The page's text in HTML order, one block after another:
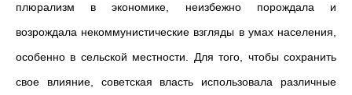
плюрализм в экономике, неизбежно порождала и
возрождала некоммунистические взгляды в умах населения,
особенно в сельской местности. Для того, чтобы сохранить
свое влияние, советская власть использовала различные